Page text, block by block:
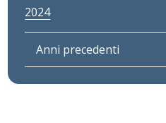
2024
Anni precedenti